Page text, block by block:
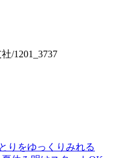
/1201_3737
りをゆっくりみれる